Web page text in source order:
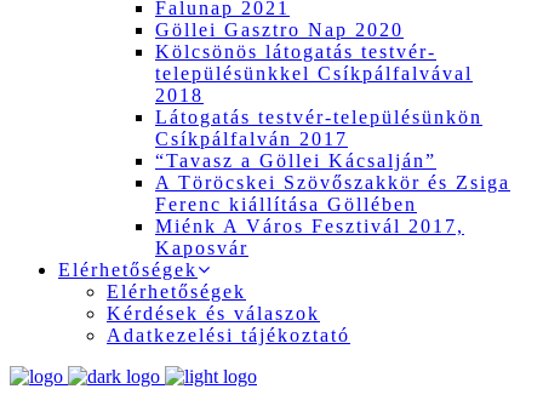
Falunap 2021
Göllei Gasztro Nap 2020
Kölcsönös látogatás testvér-
településünkkel Csíkpálfalvával
2018
Látogatás testvér-településünkön
Csíkpálfalván 2017
“Tavasz a Göllei Kácsalján”
A Töröcskei Szövőszakkör és Zsiga
Ferenc kiállítása Göllében
Miénk A Város Fesztivál 2017,
Kaposvár
Elérhetőségek
Elérhetőségek
Kérdések és válaszok
Adatkezelési tájékoztató